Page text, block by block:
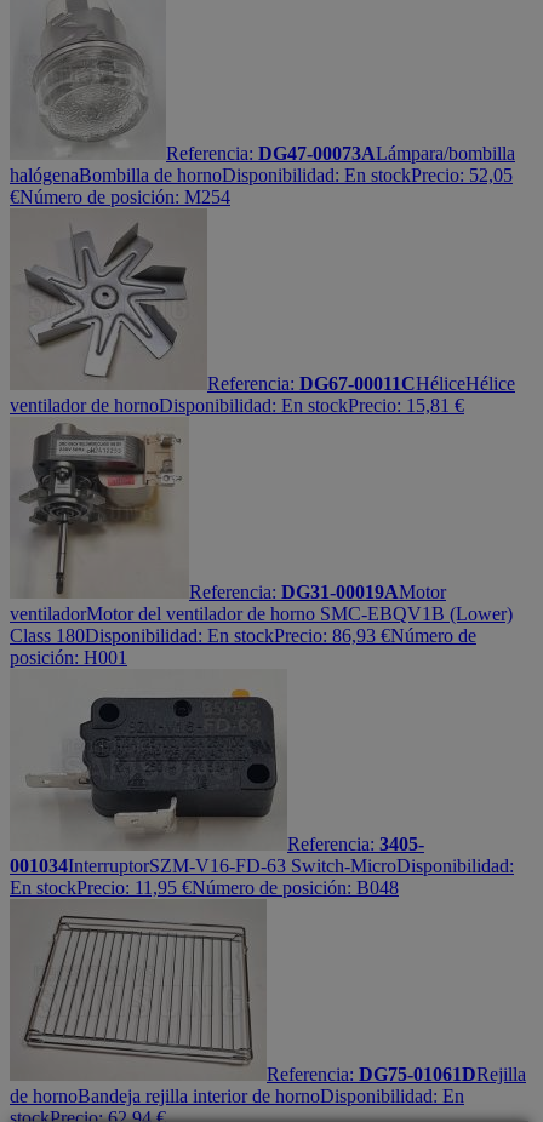
Referencia: DG47-00073ALámpara/bombilla
halógenaBombilla de hornoDisponibilidad: En stockPrecio: 52,05
€Número de posición: M254
Referencia: DG67-00011CHéliceHélice
ventilador de hornoDisponibilidad: En stockPrecio: 15,81 €
Referencia: DG31-00019AMotor
ventiladorMotor del ventilador de horno SMC-EBQV1B (Lower)
Class 180Disponibilidad: En stockPrecio: 86,93 €Número de
posición: H001
Referencia: 3405-
001034InterruptorSZM-V16-FD-63 Switch-MicroDisponibilidad:
En stockPrecio: 11,95 €Número de posición: B048
Referencia: DG75-01061DRejilla
de hornoBandeja rejilla interior de hornoDisponibilidad: En